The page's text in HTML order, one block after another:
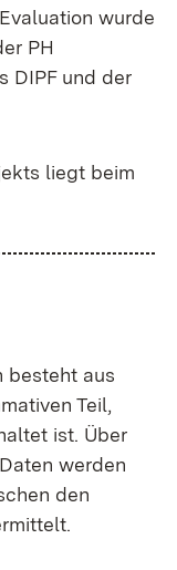
wurde
PH
DIPF und der
liegt beim
besteht aus
Teil,
ist. Über
werden
den